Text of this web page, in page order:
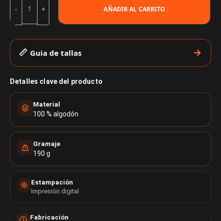
AÑADIR AL CARRITO
Guia de tallas
Detalles clave del producto
Material
100 % algodón
Gramaje
190 g
Estampación
Impresión digital
Fabricación